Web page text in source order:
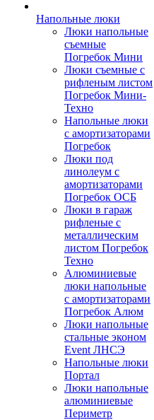
Напольные люки
Люки напольные
съемные
Погребок Мини
Люки съемные с
рифленым листом
Погребок Мини-
Техно
Напольные люки
с амортизаторами
Погребок
Люки под
линолеум с
амортизаторами
Погребок ОСБ
Люки в гараж
рифленые с
металлическим
листом Погребок
Техно
Алюминиевые
люки напольные
с амортизаторами
Погребок Алюм
Люки напольные
стальные эконом
Event ЛНСЭ
Напольные люки
Портал
Люки напольные
алюминиевые
Периметр